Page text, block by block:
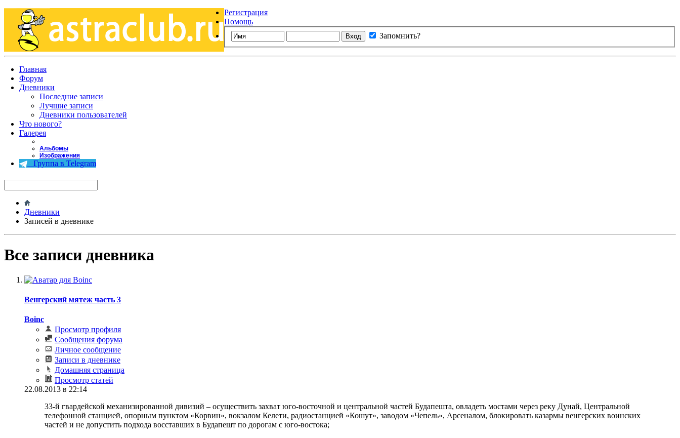
Регистрация
Помощь
Запомнить?
Главная
Форум
Дневники
Последние записи
Лучшие записи
Дневники пользователей
Что нового?
Галерея
Альбомы
Изображения
Группа в Telegram
Дневники
Записей в дневнике
Все записи дневника
Венгерский мятеж часть 3
Boinc
Просмотр профиля
Сообщения форума
Личное сообщение
Записи в дневнике
Домашняя страница
Просмотр статей
22.08.2013 в 22:14
33-й гвардейской механизированной дивизий – осуществить захват юго-восточной и центральной частей Будапешта, овладеть мостами через реку Дунай, Центральной
телефонной станцией, опорным пунктом «Корвин», вокзалом Келети, радиостанцией «Кошут», заводом «Чепель», Арсеналом, блокировать казармы венгерских воинских
частей и не допустить подхода восставших в Будапешт по дорогам с юго-востока;